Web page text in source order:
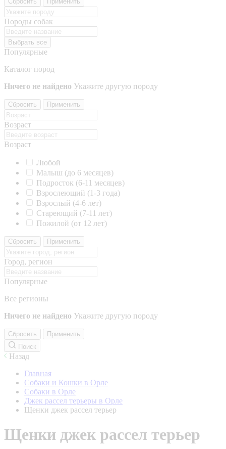
Породы собак
Выбрать все
Популярные
Каталог пород
Ничего не найдено Укажите другую породу
Сбросить Применить
Возраст
Возраст
Любой
Малыш (до 6 месяцев)
Подросток (6-11 месяцев)
Взрослеющий (1-3 года)
Взрослый (4-6 лет)
Стареющий (7-11 лет)
Пожилой (от 12 лет)
Сбросить Применить
Город, регион
Популярные
Все регионы
Ничего не найдено Укажите другую породу
Сбросить
Применить
Поиск
Назад
Главная
Собаки и Кошки в Орле
Собаки в Орле
Джек рассел терьеры в Орле
Щенки джек рассел терьер
Щенки джек рассел терьер